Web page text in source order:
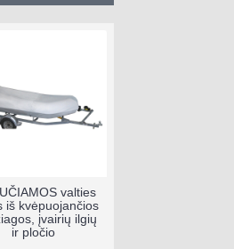
valties
iš kvėpuojančios
įvairių ilgių
ir pločio